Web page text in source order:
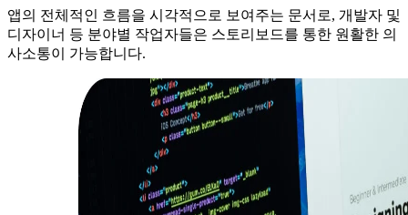
앱의 전체적인 흐름을 시각적으로 보여주는 문서로, 개발자 및
디자이너 등 분야별 작업자들은 스토리보드를 통한 원활한 의
사소통이 가능합니다.